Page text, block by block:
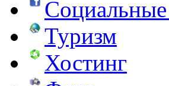
Социальные
Туризм
Хостинг